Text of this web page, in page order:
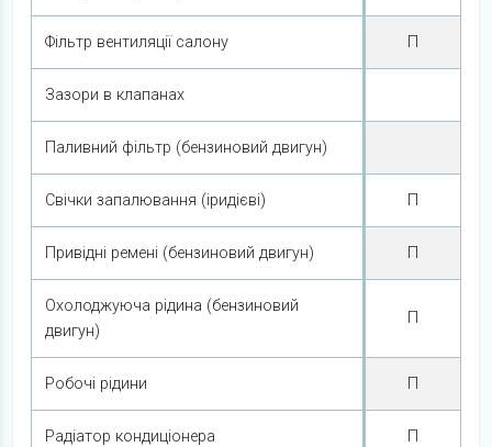
Фільтр вентиляції салону П
Зазори в клапанах
Паливний фільтр (бензиновий двигун)
Свічки запалювання (іридієві) П
Привідні ремені (бензиновий двигун) П
Охолоджуюча рідина (бензиновий
двигун)
П
Робочі рідини П
Радіатор кондиціонера П